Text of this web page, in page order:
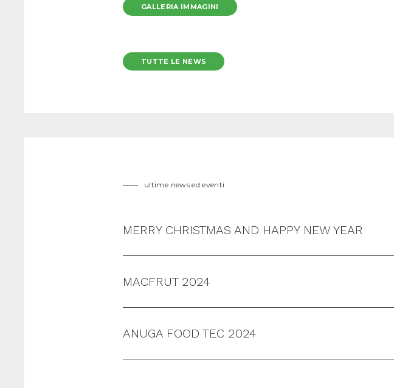
GALLERIA IMMAGINI
TUTTE LE NEWS
ultime news ed eventi
MERRY CHRISTMAS AND HAPPY NEW YEAR
MACFRUT 2024
ANUGA FOOD TEC 2024